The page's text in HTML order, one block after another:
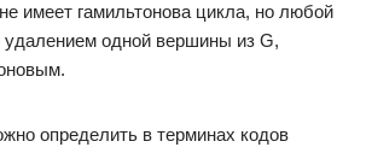
имеет гамильтонова цикла, но любой
одной вершины из G,
определить в терминах кодов